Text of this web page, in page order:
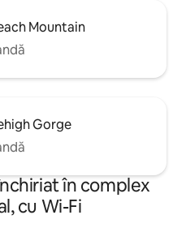
Mountain
Gorge
în complex
cu Wi-Fi